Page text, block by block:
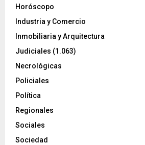
Horóscopo
Industria y Comercio
Inmobiliaria y Arquitectura
Judiciales (1.063)
Necrológicas
Policiales
Política
Regionales
Sociales
Sociedad